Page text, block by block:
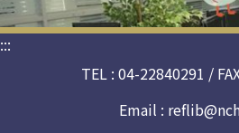
:::
TEL : 04-22840291 /
Email :